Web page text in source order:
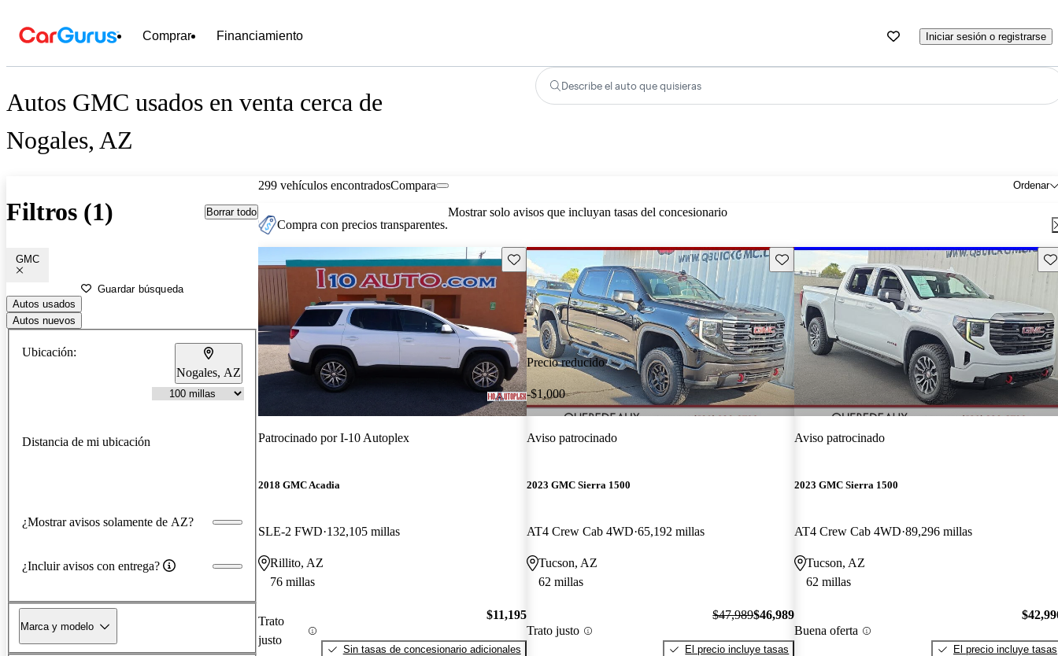
Comprar Financiamiento Iniciar sesión o registrarse
Autos GMC usados en venta cerca de
Nogales, AZ
Describe el auto que quisieras
Filtros (1) Borrar todo
GMC
Guardar búsqueda
Autos usados
Autos nuevos
Ubicación:
Nogales, AZ
Distancia de mi ubicación
¿Mostrar avisos solamente de AZ?
¿Incluir avisos con entrega?
Marca y modelo
299 vehículos encontrados Ordenar
Compara
Compra con precios transparentes.
Mostrar solo avisos que incluyan tasas del concesionario
Guarda este Aviso
Patrocinado porI-10 Autoplex
2018 GMC Acadia
SLE-2 FWD 132,105 millas
Rillito, AZ
76 millas
Trato
justo
$11,195
Sin tasas de concesionario adicionales
Precio reducido
-$1,000
Guarda este Aviso
Aviso patrocinado
2023 GMC Sierra 1500
AT4 Crew Cab 4WD 65,192 millas
Tucson, AZ
62 millas
Trato justo
$47,989$46,989
El precio incluye tasas
Aviso patrocinado
2023 GMC Sierra 1500
AT4 Crew Cab 4WD 89,296 millas
Tucson, AZ
62 millas
Buena oferta
El precio incluye tasas